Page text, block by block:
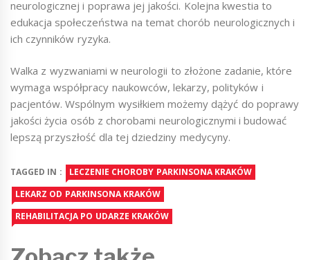
neurologicznej i poprawa jej jakości. Kolejna kwestia to
edukacja społeczeństwa na temat chorób neurologicznych i
ich czynników ryzyka.
Walka z wyzwaniami w neurologii to złożone zadanie, które
wymaga współpracy naukowców, lekarzy, polityków i
pacjentów. Wspólnym wysiłkiem możemy dążyć do poprawy
jakości życia osób z chorobami neurologicznymi i budować
lepszą przyszłość dla tej dziedziny medycyny.
TAGGED IN :
LECZENIE CHOROBY PARKINSONA KRAKÓW
LEKARZ OD PARKINSONA KRAKÓW
REHABILITACJA PO UDARZE KRAKÓW